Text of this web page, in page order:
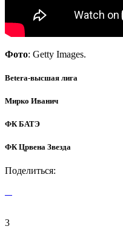
Фото: Getty Images.
Betera-высшая лига
Мирко Иванич
ФК БАТЭ
ФК Црвена Звезда
Поделиться:
3